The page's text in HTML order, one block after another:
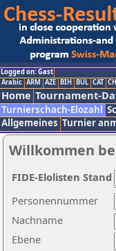
Logged on: Gast
Arabic ARM AZE BIH BUL CAT
Home Tournament-
Turnierschach-Elozahl
Allgemeines Turnier
Willkommen
Nachname
Ebene
Personennummer
FIDE-Elolisten Stand